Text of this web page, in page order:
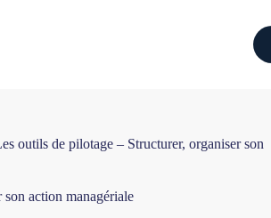
outils de pilotage – Structurer, organiser son
action managériale